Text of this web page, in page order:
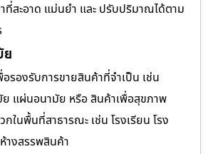
ที่สะอาด แม่นยำ และ ปรับปริมาณได้ตาม
ย
รองรับการขายสินค้าที่จำเป็น เช่น
แผ่นอนามัย หรือ สินค้าเพื่อสุขภาพ
กในพื้นที่สาธารณะ เช่น โรงเรียน โรง
างสรรพสินค้า